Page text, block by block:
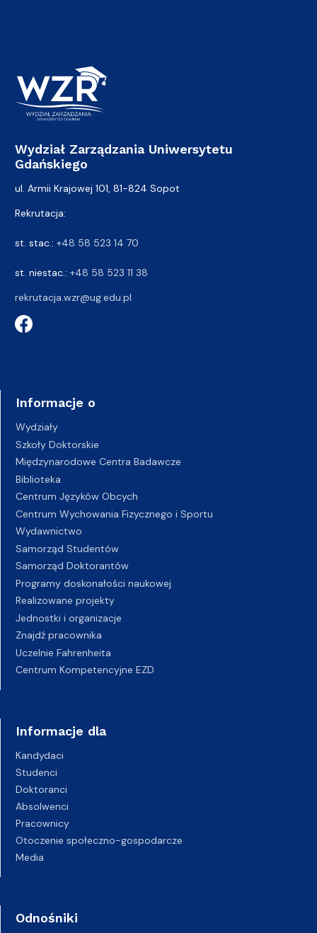
Wydział Zarządzania Uniwersytetu
Gdańskiego
ul. Armii Krajowej 101, 81-824 Sopot
Rekrutacja:
st. stac.: +48 58 523 14 70
st. niestac.: +48 58 523 11 38
rekrutacja.wzr@ug.edu.pl
Informacje o
Wydziały
Szkoły Doktorskie
Międzynarodowe Centra Badawcze
Biblioteka
Centrum Języków Obcych
Centrum Wychowania Fizycznego i Sportu
Wydawnictwo
Samorząd Studentów
Samorząd Doktorantów
Programy doskonałości naukowej
Realizowane projekty
Jednostki i organizacje
Znajdź pracownika
Uczelnie Fahrenheita
Centrum Kompetencyjne EZD
Informacje dla
Kandydaci
Studenci
Doktoranci
Absolwenci
Pracownicy
Otoczenie społeczno-gospodarcze
Media
Odnośniki